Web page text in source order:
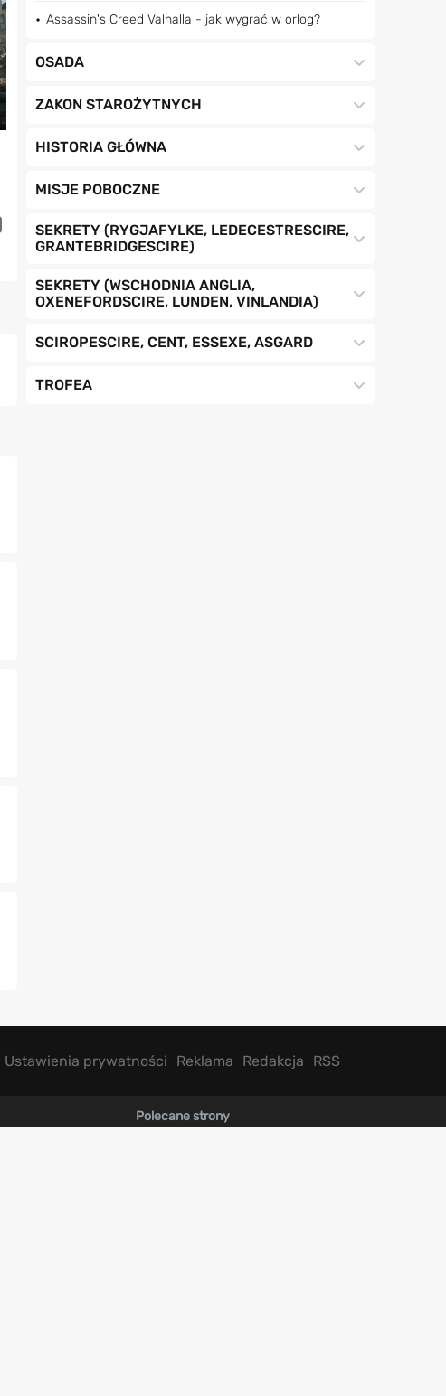
Assassin's Creed Valhalla - jak wygrać w orlog?
OSADA
ZAKON STAROŻYTNYCH
HISTORIA GŁÓWNA
MISJE POBOCZNE
SEKRETY (RYGJAFYLKE, LEDECESTRESCIRE,
GRANTEBRIDGESCIRE)
SEKRETY (WSCHODNIA ANGLIA,
OXENEFORDSCIRE, LUNDEN, VINLANDIA)
SCIROPESCIRE, CENT, ESSEXE, ASGARD
TROFEA
Ustawienia prywatności Reklama Redakcja RSS
Polecane strony